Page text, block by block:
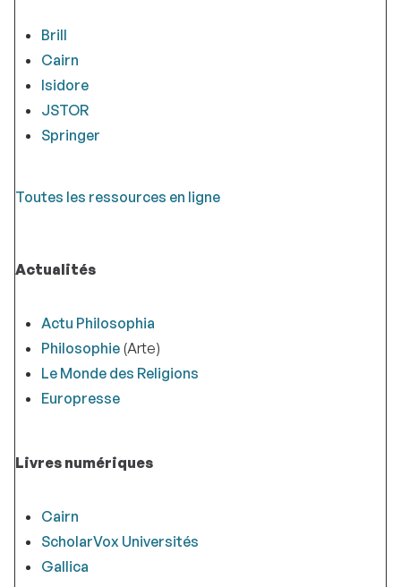
Brill
Cairn
Isidore
JSTOR
Springer
Toutes les ressources en ligne
Actualités
Actu Philosophia
Philosophie(Arte)
Le Monde des Religions
Europresse
Livres numériques
Cairn
ScholarVox Universités
Gallica